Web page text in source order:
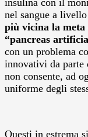
nel sangue a
più vicina la meta
“pancreas
con un problema
innovativi da parte
non consente, ad
uniforme degli
Questi in estrema